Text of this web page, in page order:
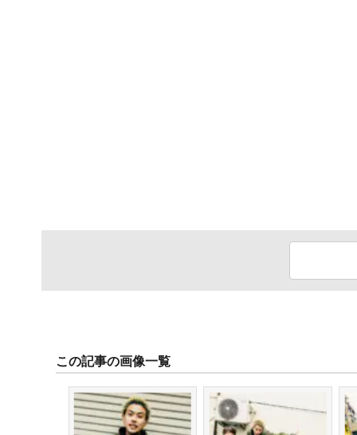
この記事の画像一覧